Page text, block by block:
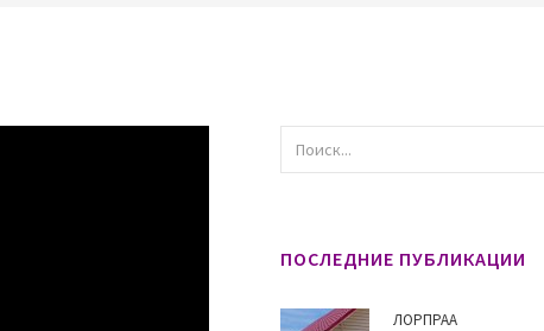
ПОСЛЕДНИЕ ПУБЛИКАЦИИ
ЛОРПРАА